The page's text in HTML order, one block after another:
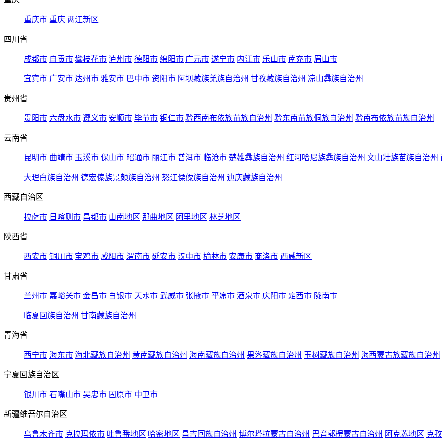
重庆市 重庆 两江新区
四川省
成都市 自贡市 攀枝花市 泸州市 德阳市 绵阳市 广元市 遂宁市 内江市 乐山市 南充市 眉山市
宜宾市 广安市 达州市 雅安市 巴中市 资阳市 阿坝藏族羌族自治州 甘孜藏族自治州 凉山彝族自治州
贵州省
贵阳市 六盘水市 遵义市 安顺市 毕节市 铜仁市 黔西南布依族苗族自治州 黔东南苗族侗族自治州 黔南布依族苗族自治州
云南省
昆明市 曲靖市 玉溪市 保山市 昭通市 丽江市 普洱市 临沧市 楚雄彝族自治州 红河哈尼族彝族自治州 文山壮族苗族自治州
大理白族自治州 德宏傣族景颇族自治州 怒江傈僳族自治州 迪庆藏族自治州
西藏自治区
拉萨市 日喀则市 昌都市 山南地区 那曲地区 阿里地区 林芝地区
陕西省
西安市 铜川市 宝鸡市 咸阳市 渭南市 延安市 汉中市 榆林市 安康市 商洛市 西咸新区
甘肃省
兰州市 嘉峪关市 金昌市 白银市 天水市 武威市 张掖市 平凉市 酒泉市 庆阳市 定西市 陇南市
临夏回族自治州 甘南藏族自治州
青海省
西宁市 海东市 海北藏族自治州 黄南藏族自治州 海南藏族自治州 果洛藏族自治州 玉树藏族自治州 海西蒙古族藏族自治州
宁夏回族自治区
银川市 石嘴山市 吴忠市 固原市 中卫市
新疆维吾尔自治区
乌鲁木齐市 克拉玛依市 吐鲁番地区 哈密地区 昌吉回族自治州 博尔塔拉蒙古自治州 巴音郭楞蒙古自治州 阿克苏地区 克